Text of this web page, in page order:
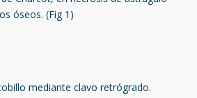
óseos. (Fig 1)
mediante clavo retrógrado.